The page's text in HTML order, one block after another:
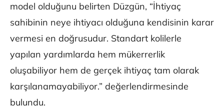
model olduğunu belirten Düzgün, “İhtiyaç
sahibinin neye ihtiyacı olduğuna kendisinin karar
vermesi en doğrusudur. Standart kolilerle
yapılan yardımlarda hem mükerrerlik
oluşabiliyor hem de gerçek ihtiyaç tam olarak
karşılanamayabiliyor.” değerlendirmesinde
bulundu.